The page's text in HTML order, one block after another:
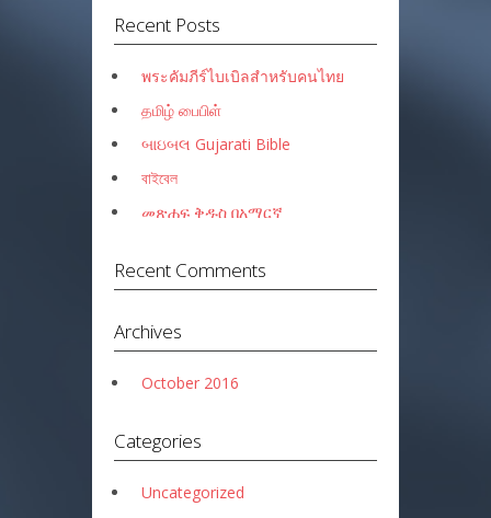
Recent Posts
พระคัมภีร์ไบเบิลสำหรับคนไทย
தமிழ் பைபிள்
બાઇબલ Gujarati Bible
বাইবেল
መጽሐፍ ቅዱስ በአማርኛ
Recent Comments
Archives
October 2016
Categories
Uncategorized